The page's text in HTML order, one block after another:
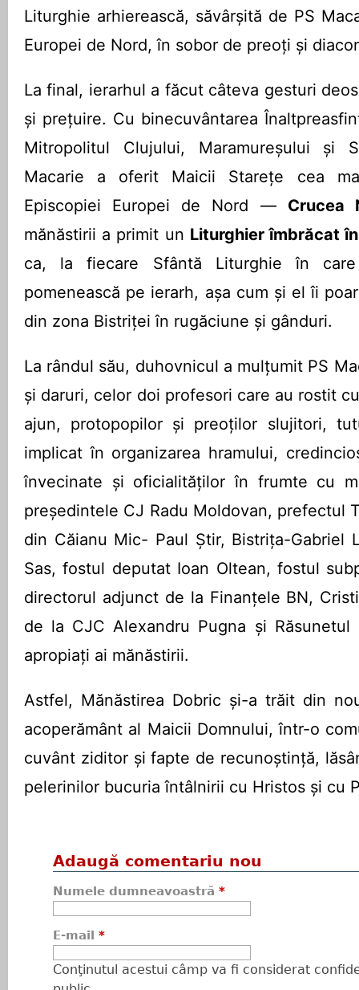
Liturghie arhierească, săvârșită de PS
Europei de Nord, în sobor de preoți și
La final, ierarhul a făcut câteva gesturi
și prețuire. Cu binecuvântarea
Mitropolitul Clujului, Maramureșului și
Macarie a oferit Maicii Starețe cea
Episcopiei Europei de Nord — Crucea
mănăstirii a primit un Liturghier îmbrăcat
ca, la fiecare Sfântă Liturghie în
pomenească pe ierarh, așa cum și el îi
din zona Bistriței în rugăciune și gânduri.
La rândul său, duhovnicul a mulțumit PS
și daruri, celor doi profesori care au rostit
ajun, protopopilor și preoților slujitori,
implicat în organizarea hramului,
învecinate și oficialităților în frumte cu
preşedintele CJ Radu Moldovan, prefectul
din Căianu Mic- Paul Ştir, Bistriţa-Gabriel
Sas, fostul deputat Ioan Oltean, fostul
directorul adjunct de la Finanţele BN,
de la CJC Alexandru Pugna şi
apropiaţi ai mănăstirii.
Astfel, Mănăstirea Dobric și-a trăit din
acoperământ al Maicii Domnului, într-o
cuvânt ziditor și fapte de recunoștință,
pelerinilor bucuria întâlnirii cu Hristos și cu
Adaugă comentariu nou
Numele dumneavoastră *
E-mail *
Conţinutul acestui câmp va fi considerat